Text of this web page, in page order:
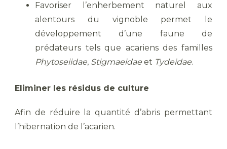
Favoriser l’enherbement naturel aux
alentours du vignoble permet le
développement d’une faune de
prédateurs tels que acariens des familles
Phytoseiidae, Stigmaeidae et Tydeidae.
Eliminer les résidus de culture
Afin de réduire la quantité d’abris permettant
l’hibernation de l’acarien.